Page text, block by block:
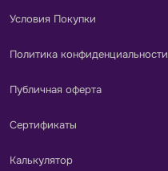
Условия Покупки
Политика конфиденциальности
Публичная оферта
Сертификаты
Калькулятор